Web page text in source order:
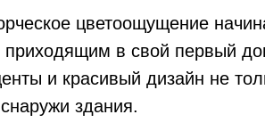
цветоощущение
в свой первый
и красивый дизайн не
здания.